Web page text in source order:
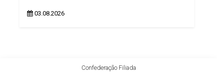
03.08.2026
Confederação Filiada